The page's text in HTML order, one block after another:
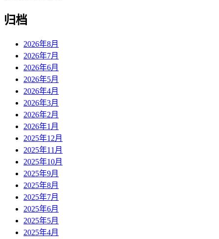
归档
2026年8月
2026年7月
2026年6月
2026年5月
2026年4月
2026年3月
2026年2月
2026年1月
2025年12月
2025年11月
2025年10月
2025年9月
2025年8月
2025年7月
2025年6月
2025年5月
2025年4月